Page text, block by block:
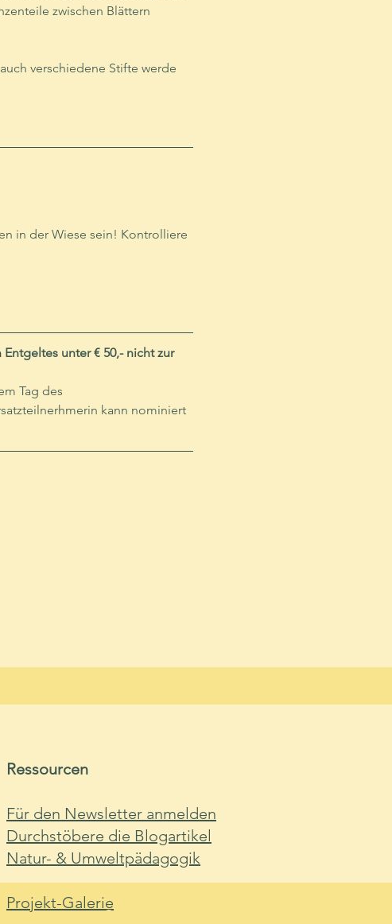
zwischen Blättern
verschiedene Stifte werde
in der Wiese sein! Kontrolliere
unter € 50,- nicht zur
Tag des
kann nominiert
Ressourcen
Für den Newsletter anmelden
Durchstöbere die Blogartikel
Natur- & Umweltpädagogik
Projekt-Galerie
© Copyright